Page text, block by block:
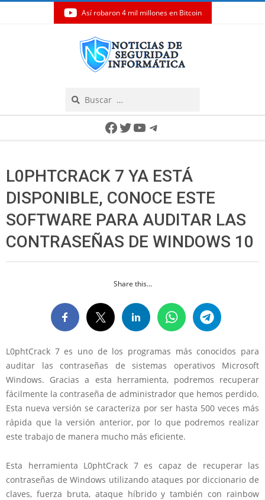
Así robaron 4 mil millones en Bitcoin
Facebook
Twitter
YouTube
Telegram
L0PHTCRACK 7 YA ESTÁ
DISPONIBLE, CONOCE ESTE
SOFTWARE PARA AUDITAR LAS
CONTRASEÑAS DE WINDOWS 10
Share this...
L0phtCrack 7 es uno de los programas más conocidos para
auditar las contraseñas de sistemas operativos Microsoft
Windows. Gracias a esta herramienta, podremos recuperar
fácilmente la contraseña de administrador que hemos perdido.
Esta nueva versión se caracteriza por ser hasta 500 veces más
rápida que la versión anterior, por lo que podremos realizar
este trabajo de manera mucho más eficiente.
Esta herramienta L0phtCrack 7 es capaz de recuperar las
contraseñas de Windows utilizando ataques por diccionario de
claves, fuerza bruta, ataque híbrido y también con rainbow